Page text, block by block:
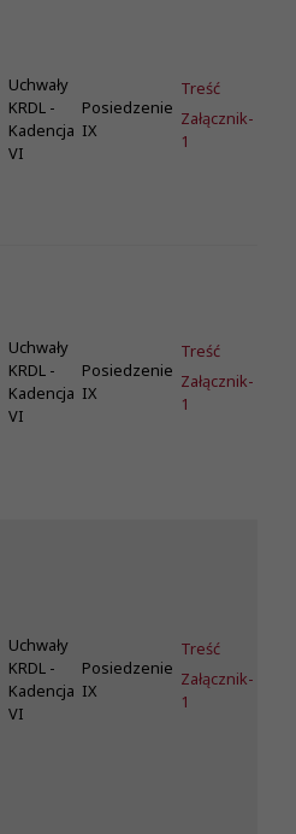
Uchwały
KRDL -
Kadencja
VI
Posiedzenie
IX
Treść
Załącznik-
1
Uchwały
KRDL -
Kadencja
VI
Posiedzenie
IX
Treść
Załącznik-
1
Uchwały
KRDL -
Kadencja
VI
Posiedzenie
IX
Treść
Załącznik-
1